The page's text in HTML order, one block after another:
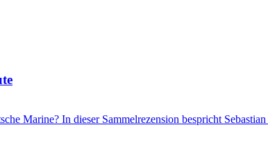
Marine? In dieser Sammelrezension bespricht